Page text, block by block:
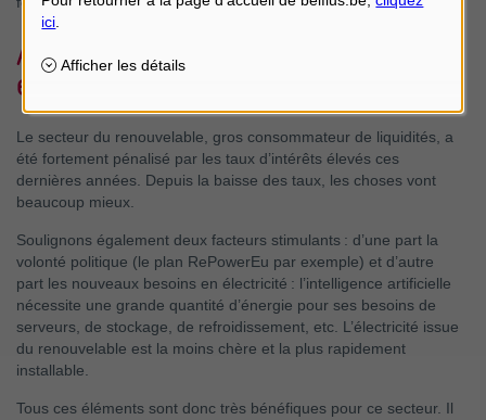
Au niveau des entreprises
européennes
Le secteur du renouvelable, gros consommateur de liquidités, a
été fortement pénalisé par les taux d’intérêts élevés ces
dernières années. Depuis la baisse des taux, les choses vont
beaucoup mieux.
Soulignons également deux facteurs stimulants : d’une part la
volonté politique (le plan RePowerEu par exemple) et d’autre
part les nouveaux besoins en électricité : l’intelligence artificielle
nécessite une grande quantité d’énergie pour ses besoins de
serveurs, de stockage, de refroidissement, etc. L’électricité issue
du renouvelable est la moins chère et la plus rapidement
installable.
Tous ces éléments sont donc très bénéfiques pour ce secteur. Il